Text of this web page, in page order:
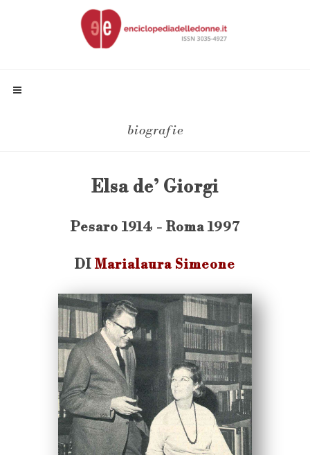
biografie
Elsa de’ Giorgi
Pesaro 1914 - Roma 1997
DI Marialaura Simeone